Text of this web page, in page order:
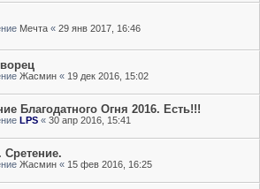
Мечта « 29 янв 2017, 16:46
Жасмин « 19 дек 2016, 15:02
Благодатного Огня 2016. Есть!!!
LPS « 30 апр 2016, 15:41
Сретение.
Жасмин « 15 фев 2016, 16:25